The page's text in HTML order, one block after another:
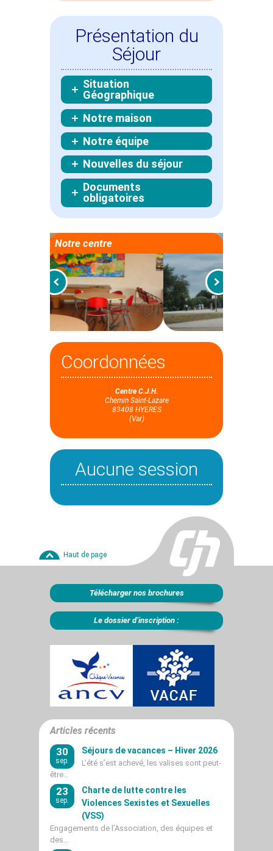
Présentation du
Séjour
Situation
Géographique
Notre maison
Notre équipe
Nouvelles du séjour
Documents
obligatoires
Notre centre
Coordonnées
Centre C.J.H.
Chemin Saint-Lazare
83408 HYERES
(Var)
Aucune session
Haut de page
Télécharger nos brochures
Le dossier d’inscription :
Articles récents
30
sep.
Séjours de vacances – Hiver 2026
L’été s’est achevé, les valises sont peut-
être…
23
sep.
Charte de lutte contre les
Violences Sexistes et Sexuelles
(VSS)
Engagements de l’Association, des équipes et
des…